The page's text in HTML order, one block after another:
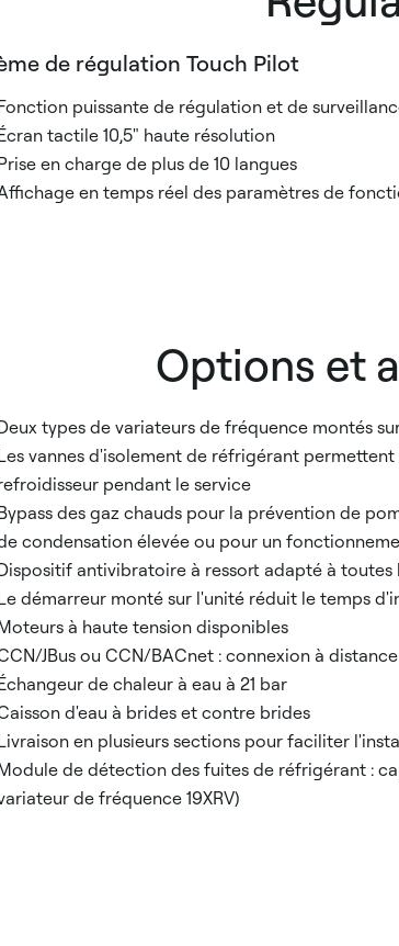
de régulation Touch Pilot
puissante de régulation et de
tactile 10,5" haute résolution
en charge de plus de 10 langues
en temps réel des paramètres de
Options et
types de variateurs de fréquence montés
vannes d'isolement de réfrigérant
pendant le service
des gaz chauds pour la prévention de
condensation élevée ou pour un
antivibratoire à ressort adapté à
démarreur monté sur l'unité réduit le temps
à haute tension disponibles
JBus ou CCN/BACnet : connexion à distance
de chaleur à eau à 21 bar
d'eau à brides et contre brides
en plusieurs sections pour faciliter
de détection des fuites de réfrigérant :
de fréquence 19XRV)